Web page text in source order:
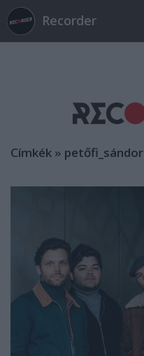
Recorder
Címkék » petőfi_sándor